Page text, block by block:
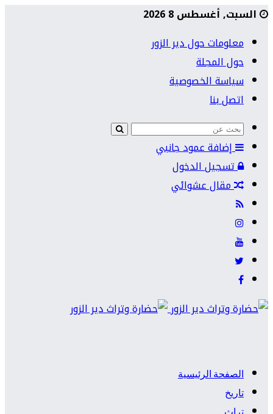
السبت, أغسطس 8 2026
معلومات حول دير الزور
حول المجلة
سياسة الخصوصية
اتصل بنا
إضافة عمود جانبي
تسجيل الدخول
مقال عشوائي
الصفحة الرئيسية
تاريخ